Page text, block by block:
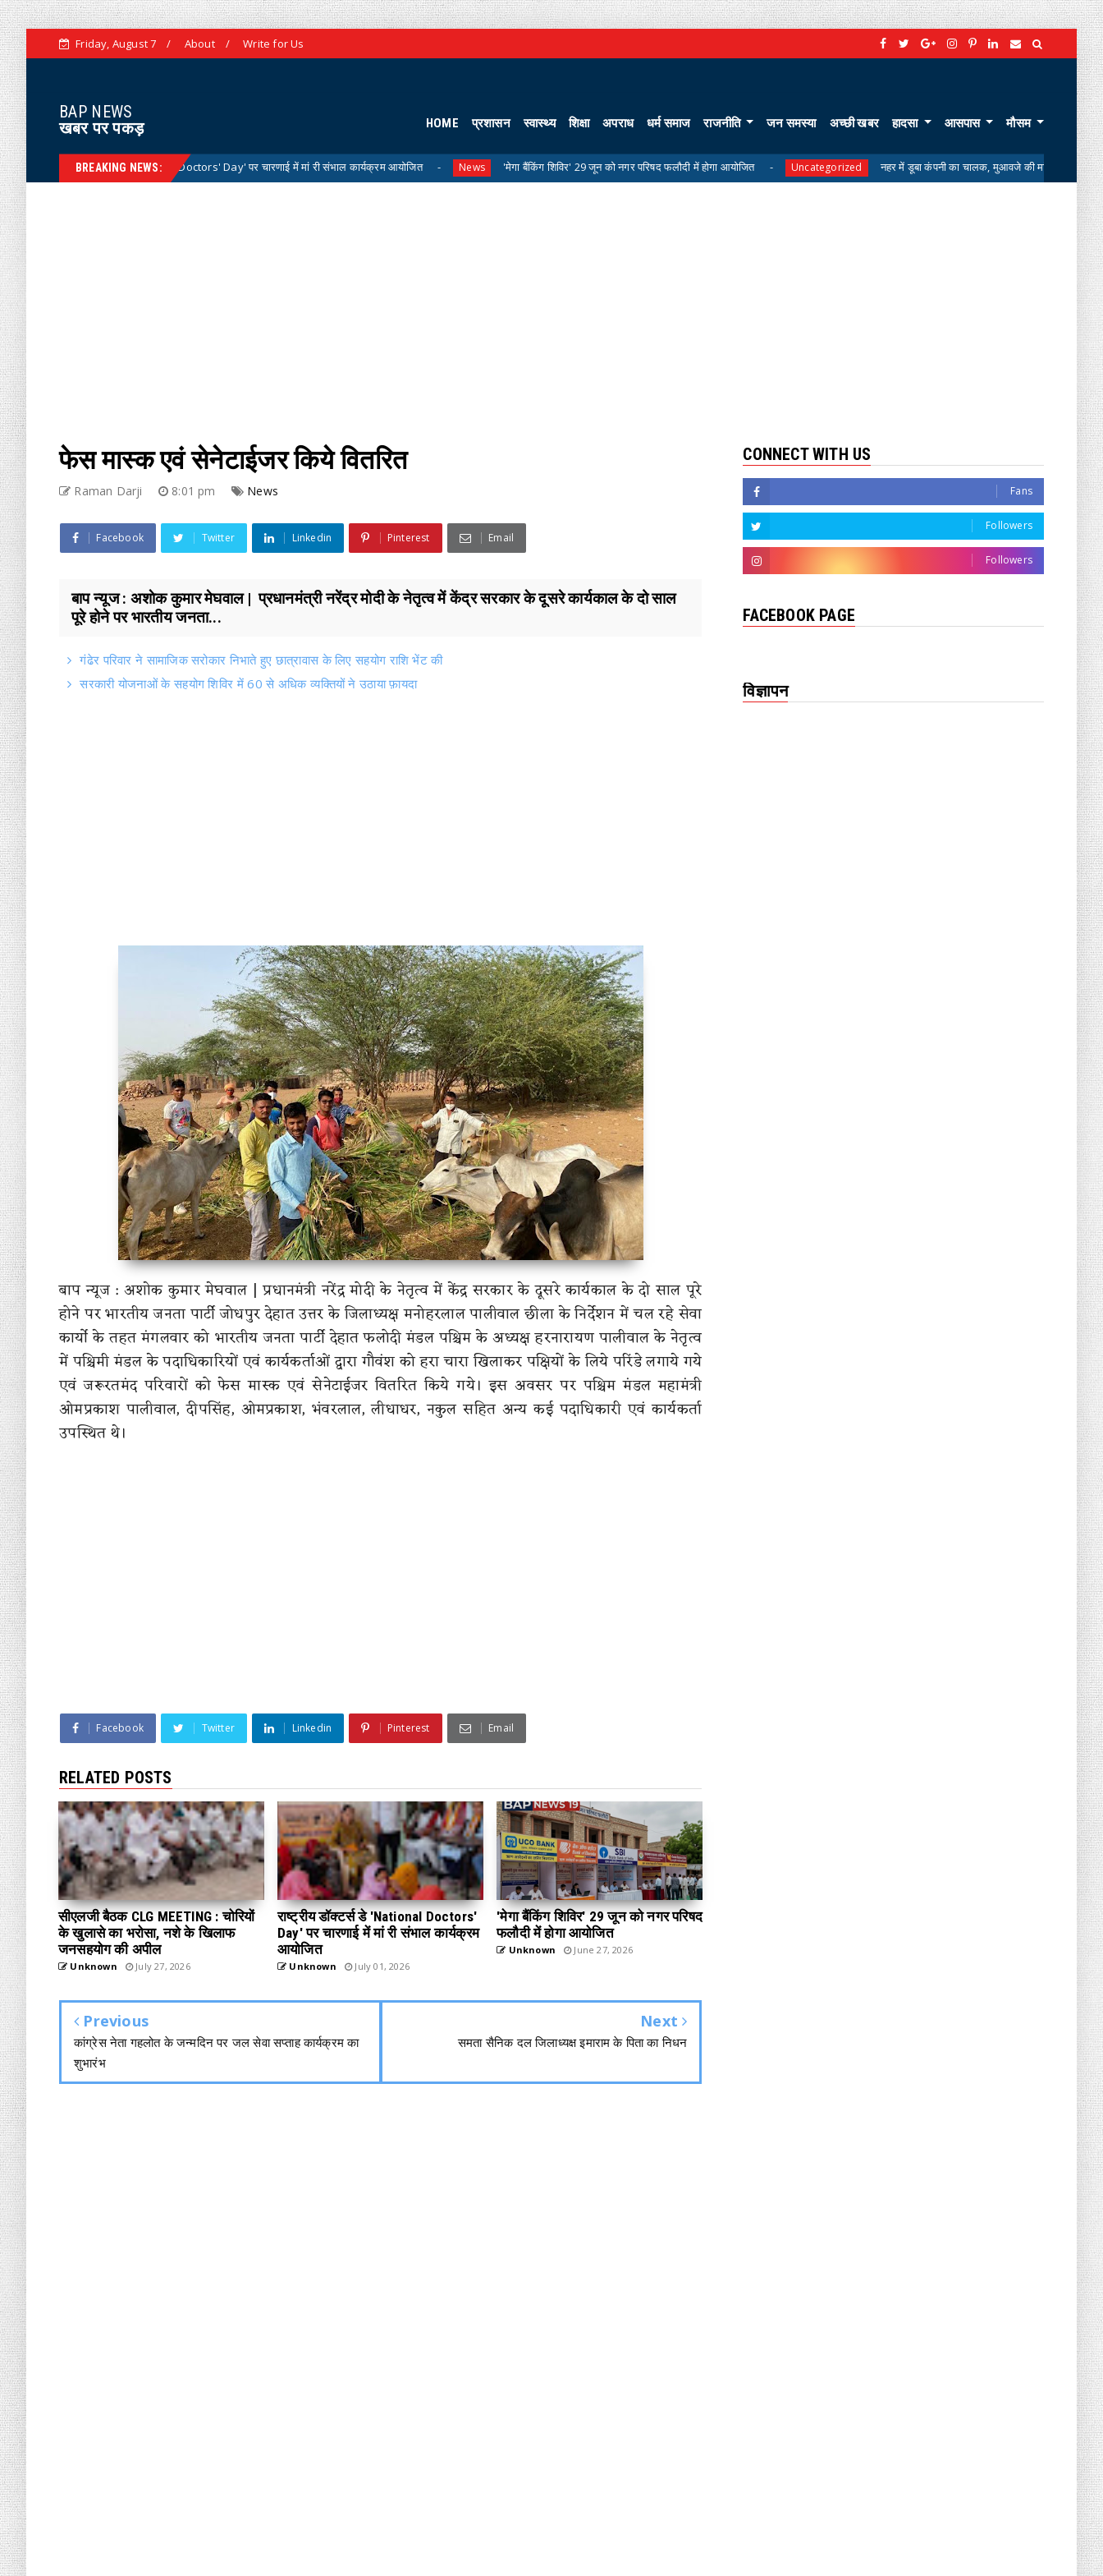
Friday, August 7 About Write for Us
BAP NEWS
खबर पर पकड़
HOME प्रशासन स्वास्थ्य शिक्षा अपराध धर्म समाज राजनीति जन समस्या अच्छी खबर हादसा आसपास मौसम
BREAKING NEWS:
डॉक्टर्स डे 'National Doctors' Day' पर चारणाई में मां री संभाल कार्यक्रम आयोजित News 'मेगा बैंकिंग शिविर' 29 जून को नगर परिषद फलौदी में होगा आयोजित Uncategorized नहर में डूबा कंपनी का चालक, मुआवजे की मांग पर परिजनों का शव लेने से
फेस मास्क एवं सेनेटाईजर किये वितरित
Raman Darji 8:01 pm News
Facebook Twitter Linkedin Pinterest Email
बाप न्यूज : अशाेक कुमार मेघवाल | प्रधानमंत्री नरेंद्र मोदी के नेतृत्व में केंद्र सरकार के दूसरे कार्यकाल के दो साल
पूरे होने पर भारतीय जनता...
गंढेर परिवार ने सामाजिक सरोकार निभाते हुए छात्रावास के लिए सहयोग राशि भेंट की
सरकारी योजनाओं के सहयोग शिविर में 60 से अधिक व्यक्तियों ने उठाया फ़ायदा
बाप न्यूज : अशाेक कुमार मेघवाल |प्रधानमंत्री नरेंद्र मोदी के नेतृत्व में केंद्र सरकार के दूसरे कार्यकाल के दो साल पूरे
होने पर भारतीय जनता पार्टी जोधपुर देहात उत्तर के जिलाध्यक्ष मनोहरलाल पालीवाल छीला के निर्देशन में चल रहे सेवा
कार्यो के तहत मंगलवार को भारतीय जनता पार्टी देहात फलोदी मंडल पश्चिम के अध्यक्ष हरनारायण पालीवाल के नेतृत्व
में पश्चिमी मंडल के पदाधिकारियों एवं कार्यकर्ताओं द्वारा गौवंश को हरा चारा खिलाकर पक्षियों के लिये परिंडे लगाये गये
एवं जरूरतमंद परिवारों को फेस मास्क एवं सेनेटाईजर वितरित किये गये। इस अवसर पर पश्चिम मंडल महामंत्री
ओमप्रकाश पालीवाल, दीपसिंह, ओमप्रकाश, भंवरलाल, लीधाधर, नकुल सहित अन्य कई पदाधिकारी एवं कार्यकर्ता
उपस्थित थे।
Facebook Twitter Linkedin Pinterest Email
RELATED POSTS
सीएलजी बैठक CLG MEETING : चोरियों
के खुलासे का भरोसा, नशे के खिलाफ
जनसहयोग की अपील
Unknown July 27, 2026
राष्ट्रीय डॉक्टर्स डे 'National Doctors'
Day' पर चारणाई में मां री संभाल कार्यक्रम
आयोजित
Unknown July 01, 2026
'मेगा बैंकिंग शिविर' 29 जून को नगर परिषद
फलौदी में होगा आयोजित
Unknown June 27, 2026
Previous
कांग्रेस नेता गहलोत के जन्मदिन पर जल सेवा सप्ताह कार्यक्रम का
शुभारंभ
Next
समता सैनिक दल जिलाध्यक्ष इमाराम के पिता का निधन
CONNECT WITH US
Fans
Followers
Followers
FACEBOOK PAGE
विज्ञापन